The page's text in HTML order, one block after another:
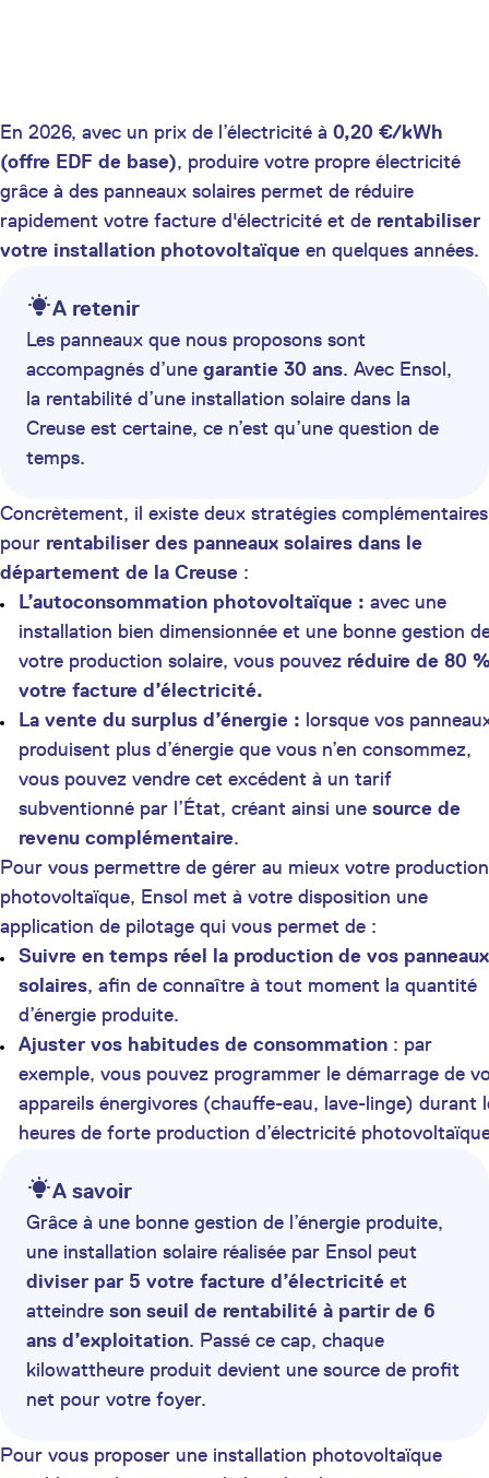
En 2026, avec un prix de l’électricité à 0,20 €/kWh
(offre EDF de base), produire votre propre électricité
grâce à des panneaux solaires permet de réduire
rapidement votre facture d'électricité et de rentabiliser
votre installation photovoltaïque en quelques années.
A retenir
Les panneaux que nous proposons sont
accompagnés d’une garantie 30 ans. Avec Ensol,
la rentabilité d’une installation solaire dans la
Creuse est certaine, ce n’est qu’une question de
temps.
Concrètement, il existe deux stratégies complémentaires
pour rentabiliser des panneaux solaires dans le
département de la Creuse :
L’autoconsommation photovoltaïque : avec une
installation bien dimensionnée et une bonne gestion
votre production solaire, vous pouvez réduire de 80
votre facture d’électricité.
La vente du surplus d’énergie : lorsque vos
produisent plus d’énergie que vous n’en consommez,
vous pouvez vendre cet excédent à un tarif
subventionné par l’État, créant ainsi une source de
revenu complémentaire.
Pour vous permettre de gérer au mieux votre production
photovoltaïque, Ensol met à votre disposition une
application de pilotage qui vous permet de :
Suivre en temps réel la production de vos panneaux
solaires, afin de connaître à tout moment la quantité
d’énergie produite.
Ajuster vos habitudes de consommation : par
exemple, vous pouvez programmer le démarrage de
appareils énergivores (chauffe-eau, lave-linge) durant
heures de forte production d’électricité
A savoir
Grâce à une bonne gestion de l’énergie produite,
une installation solaire réalisée par Ensol peut
diviser par 5 votre facture d’électricité et
atteindre son seuil de rentabilité à partir de 6
ans d’exploitation. Passé ce cap, chaque
kilowattheure produit devient une source de profit
net pour votre foyer.
Pour vous proposer une installation photovoltaïque